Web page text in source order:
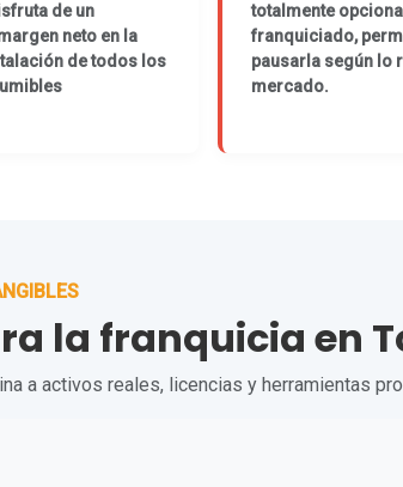
de un
neto en la
de todos los
totalmente
franquiciado,
pausarla según lo
mercado.
la franquicia en
a activos reales, licencias y herramientas